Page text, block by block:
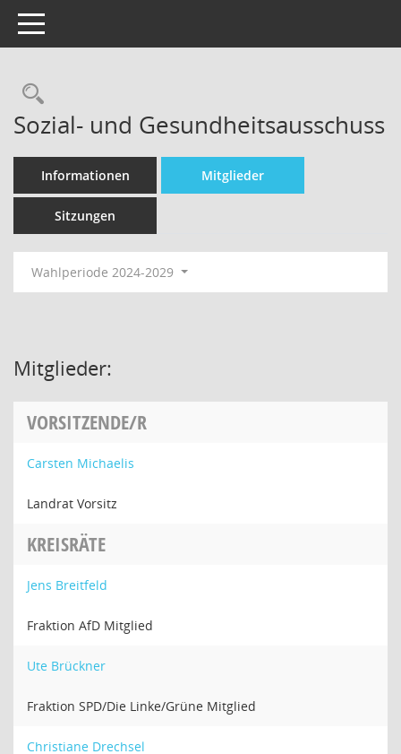
Toggle navigation
Sozial- und Gesundheitsausschuss
Informationen Mitglieder
Sitzungen
Wahlperiode 2024-2029
Mitglieder:
VORSITZENDE/R
Carsten Michaelis
Landrat Vorsitz
KREISRÄTE
Jens Breitfeld
Fraktion AfD Mitglied
Ute Brückner
Fraktion SPD/Die Linke/Grüne Mitglied
Christiane Drechsel